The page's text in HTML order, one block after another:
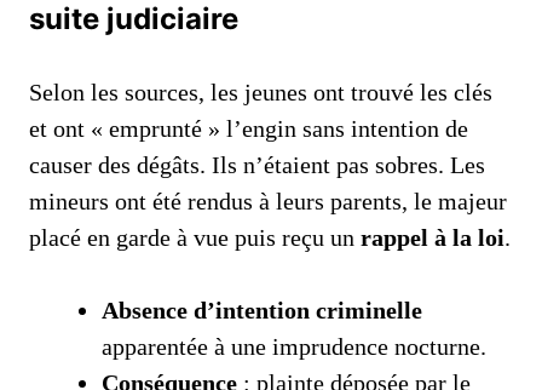
suite judiciaire
Selon les sources, les jeunes ont trouvé les clés
et ont « emprunté » l’engin sans intention de
causer des dégâts. Ils n’étaient pas sobres. Les
mineurs ont été rendus à leurs parents, le majeur
placé en garde à vue puis reçu un rappel à la loi.
Absence d’intention criminelle
apparentée à une imprudence nocturne.
Conséquence : plainte déposée par le